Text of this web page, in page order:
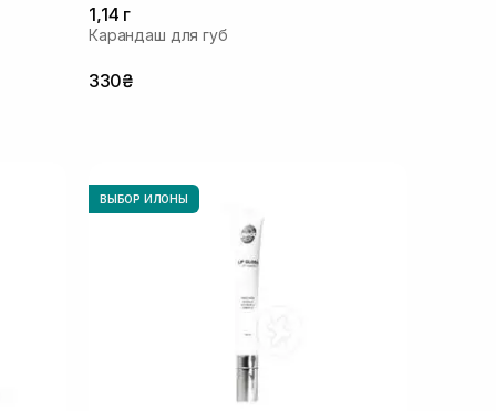
1,14 г
Карандаш для губ
330₴
ВЫБОР ИЛОНЫ